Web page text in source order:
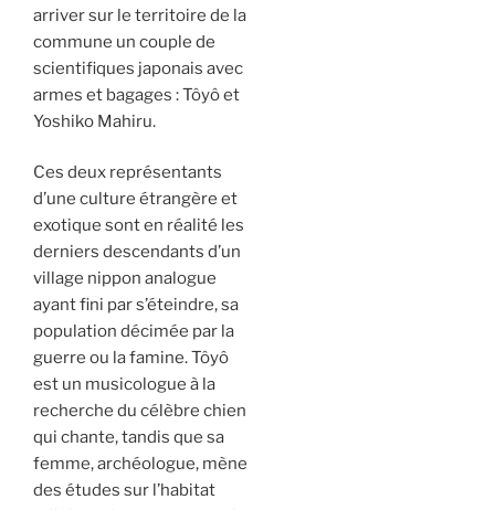
arriver sur le territoire de la
commune un couple de
scientifiques japonais avec
armes et bagages : Tôyô et
Yoshiko Mahiru.
Ces deux représentants
d’une culture étrangère et
exotique sont en réalité les
derniers descendants d’un
village nippon analogue
ayant fini par s’éteindre, sa
population décimée par la
guerre ou la famine. Tôyô
est un musicologue à la
recherche du célèbre chien
qui chante, tandis que sa
femme, archéologue, mène
des études sur l’habitat